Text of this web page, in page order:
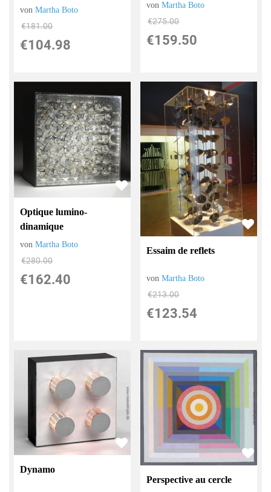
vonMartha Boto
€181.00
€104.98
vonMartha Boto
€275.00
€159.50
Optique lumino-
dinamique
vonMartha Boto
€280.00
€162.40
Essaim de reflets
vonMartha Boto
€213.00
€123.54
Dynamo
Perspective au cercle